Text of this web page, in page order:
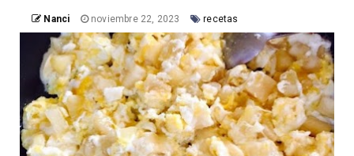
Nanci noviembre 22, 2023 recetas